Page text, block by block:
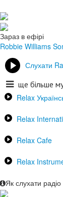
Зараз в ефірі
Robbie Williams
Слухати
ще більше
Relax
Relax
Relax Cafe
Relax
Як слухати